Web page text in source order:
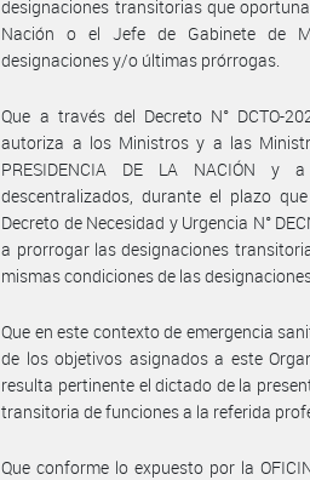
designaciones transitorias que
Nación o el Jefe de Gabinete de
designaciones y/o últimas prórrogas.
Que a través del Decreto N° DCTO-
autoriza a los Ministros y a las
PRESIDENCIA DE LA NACIÓN y
descentralizados, durante el plazo
Decreto de Necesidad y Urgencia N°
a prorrogar las designaciones
mismas condiciones de las
Que en este contexto de emergencia
de los objetivos asignados a este
resulta pertinente el dictado de la
transitoria de funciones a la referida
Que conforme lo expuesto por la